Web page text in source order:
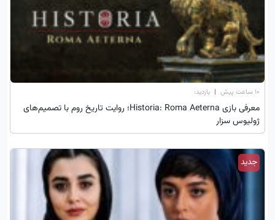
۱۰ ساعت پیش | بازدید:
معرفی بازی Historia: Roma Aeterna؛ روایت تاریخ روم با تصمیم‌های
ژولیوس سزار
جدید